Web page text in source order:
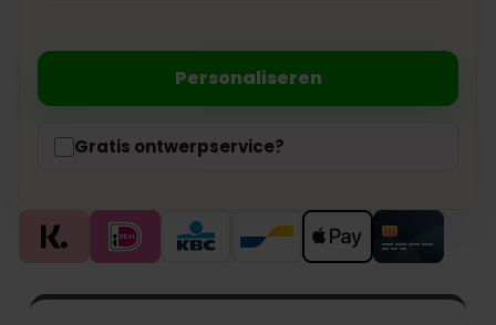
Personaliseren
Gratis ontwerpservice?